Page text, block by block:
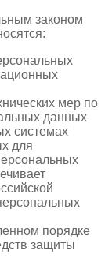
законом
мер по
данных
системах
для
порядке
защиты